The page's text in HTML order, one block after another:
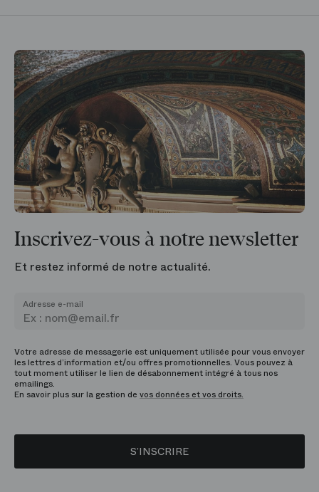
Inscrivez-vous à notre newsletter
Et restez informé de notre actualité.
Adresse e-mail
Votre adresse de messagerie est uniquement utilisée pour vous envoyer
les lettres d’information et/ou offres promotionnelles. Vous pouvez à
tout moment utiliser le lien de désabonnement intégré à tous nos
emailings.
En savoir plus sur la gestion de vos données et vos droits.
S’INSCRIRE